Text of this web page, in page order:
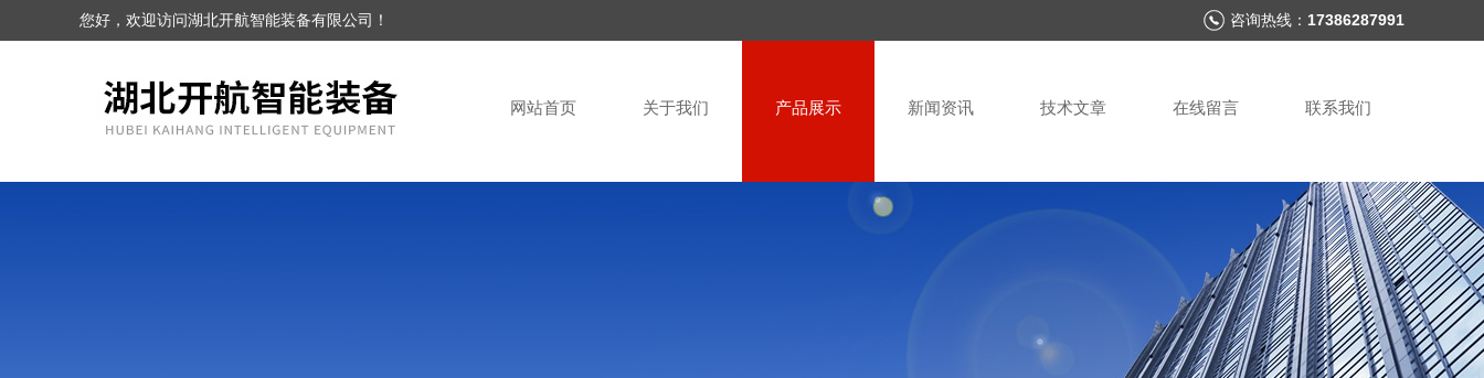
您好，欢迎访问湖北开航智能装备有限公司！ 咨询热线： 17386287991
网站首页 关于我们 产品展示 新闻资讯 技术文章 在线留言 联系我们